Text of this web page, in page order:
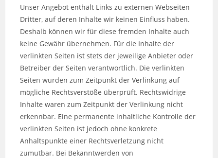
Unser Angebot enthält Links zu externen Webseiten
Dritter, auf deren Inhalte wir keinen Einfluss haben.
Deshalb können wir für diese fremden Inhalte auch
keine Gewähr übernehmen. Für die Inhalte der
verlinkten Seiten ist stets der jeweilige Anbieter oder
Betreiber der Seiten verantwortlich. Die verlinkten
Seiten wurden zum Zeitpunkt der Verlinkung auf
mögliche Rechtsverstöße überprüft. Rechtswidrige
Inhalte waren zum Zeitpunkt der Verlinkung nicht
erkennbar. Eine permanente inhaltliche Kontrolle der
verlinkten Seiten ist jedoch ohne konkrete
Anhaltspunkte einer Rechtsverletzung nicht
zumutbar. Bei Bekanntwerden von